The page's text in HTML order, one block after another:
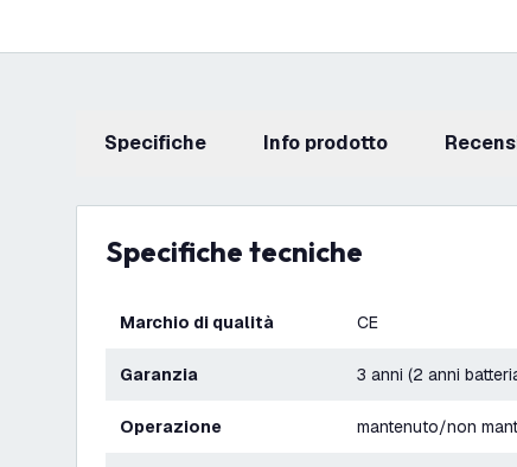
Specifiche info prodotto
Specifiche tecniche
Marchio di qualità CE
Garanzia 3 anni (2 anni
Operazione mantenuto/non